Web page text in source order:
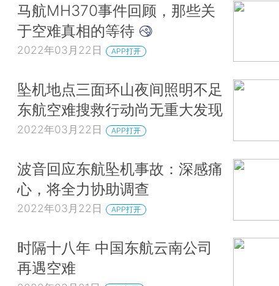
马航MH370事件回顾，那些关
于空难真相的等待
2022年03月22日 APP打开
坠机地点三面环山夜间照明不足
东航空难搜救行动尚无重大发现
2022年03月22日 APP打开
波音回应东航坠机事故：深感痛
心，将全力协助调查
2022年03月22日 APP打开
时隔十八年 中国东航云南公司
再遇空难